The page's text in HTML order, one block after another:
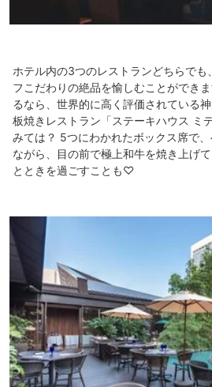
ホテル内の3つのレストランどちらでも
フこだわりの絶品を愉しむことができ
るなら、世界的に高く評価されている
板焼きレストラン「ステーキハウス ミ
みては？ 5つにわかれたボックス席で
ながら、目の前で極上和牛を焼き上げ
とときを過ごすことも♡